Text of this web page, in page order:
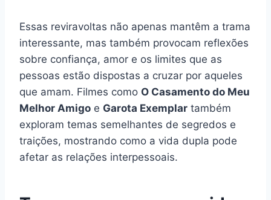
Essas reviravoltas não apenas mantêm a trama
interessante, mas também provocam reflexões
sobre confiança, amor e os limites que as
pessoas estão dispostas a cruzar por aqueles
que amam. Filmes como O Casamento do Meu
Melhor Amigo e Garota Exemplar também
exploram temas semelhantes de segredos e
traições, mostrando como a vida dupla pode
afetar as relações interpessoais.